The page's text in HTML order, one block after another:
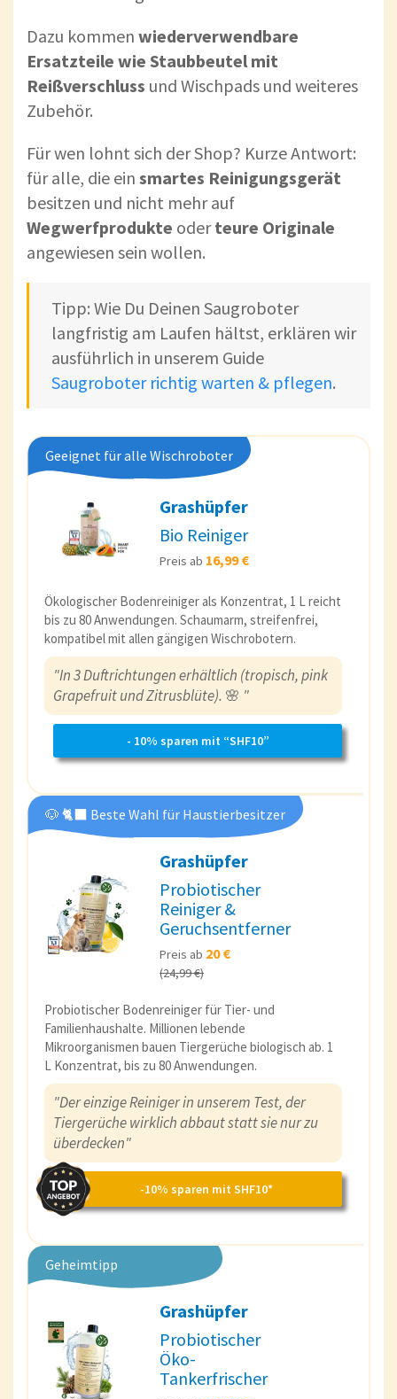
Dazu kommen wiederverwendbare
Ersatzteile wie Staubbeutel mit
Reißverschluss und Wischpads und weiteres
Zubehör.
Für wen lohnt sich der Shop? Kurze Antwort:
für alle, die ein smartes Reinigungsgerät
besitzen und nicht mehr auf
Wegwerfprodukte oderteure Originale
angewiesen sein wollen.
Tipp: Wie Du Deinen Saugroboter
langfristig am Laufen hältst, erklären wir
ausführlich in unserem Guide
Saugroboter richtig warten & pflegen.
Geeignet für alle Wischroboter
Grashüpfer
Bio Reiniger
Preis ab 16,99 €
Ökologischer Bodenreiniger als Konzentrat, 1 L reicht
bis zu 80 Anwendungen. Schaumarm, streifenfrei,
kompatibel mit allen gängigen Wischrobotern.
"In 3 Duftrichtungen erhältlich (tropisch, pink
Grapefruit und Zitrusblüte). 🌸 "
- 10% sparen mit “SHF10”
🐶 🐈‍⬛ Beste Wahl für Haustierbesitzer
Grashüpfer
Probiotischer
Reiniger &
Geruchsentferner
Preis ab 20 €
(24,99 €)
Probiotischer Bodenreiniger für Tier- und
Familienhaushalte. Millionen lebende
Mikroorganismen bauen Tiergerüche biologisch ab. 1
L Konzentrat, bis zu 80 Anwendungen.
"Der einzige Reiniger in unserem Test, der
Tiergerüche wirklich abbaut statt sie nur zu
überdecken"
-10% sparen mit SHF10*
Geheimtipp
Grashüpfer
Probiotischer
Öko-
Tankerfrischer